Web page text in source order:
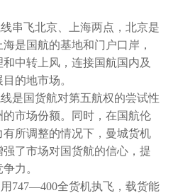
串飞北京、上海两点，北京是
是国航的基地和门户口岸，
中转上风，连接国航国内及
的地市场。
是国货航对第五航权的尝试性
市场份额。同时，在国航伦
所调整的情况下，曼城货机
了市场对国货航的信心，提
力。
747—400全货机执飞，载货能